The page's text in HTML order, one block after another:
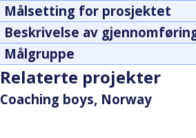
Målsetting for prosjektet
Beskrivelse av
Målgruppe
Relaterte projekter
Coaching boys, Norway